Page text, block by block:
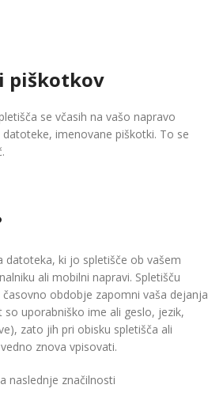
piškotkov
se včasih na vašo napravo
imenovane piškotki. To se
datoteka, ki jo spletišče ob vašem
ali mobilni napravi. Spletišču
obdobje zapomni vaša dejanja
uporabniško ime ali geslo, jezik,
zato jih pri obisku spletišča ali
znova vpisovati.
naslednje značilnosti